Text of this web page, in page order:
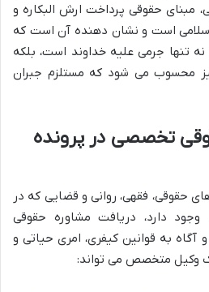
مبنای حقوقی پرداخت ارش البکاره و
اسلامی است و نشان دهنده آن است که
تنها جرمی علیه خداوند است، بلکه
محسوب می شود که مستلزم جبران
تخصصی در پرونده
حقوقی، فقهی، روانی و قضایی که در
دارد، دریافت مشاوره حقوقی
به قوانین کیفری، امری حیاتی و
وکیل متخصص می تواند: